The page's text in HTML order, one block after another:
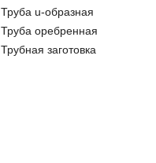
Труба u-образная
Труба оребренная
Трубная заготовка